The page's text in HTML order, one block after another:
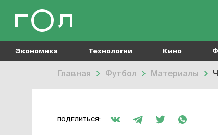
Экономика Технологии Кино
Главная Футбол Материалы
ПОДЕЛИТЬСЯ: